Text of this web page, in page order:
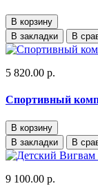
В корзину
В закладки
В
5 820.00 р.
Спортивный
В корзину
В закладки
В
9 100.00 р.